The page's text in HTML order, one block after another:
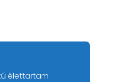
élettartam